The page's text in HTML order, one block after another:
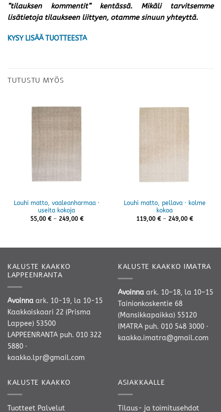
”tilauksen kommentit” kentässä. Mikäli tarvitsemme
lisätietoja tilaukseen liittyen, otamme sinuun yhteyttä.
KYSY LISÄÄ TUOTTEESTA
TUTUSTU MYÖS
Louhi matto, vaaleanharmaa ·
useita kokoja
55,00 € – 249,00 €Hintaluokka:
Louhi matto, pellava · kolme
kokoa
119,00 € – 249,00 €
KALUSTE KAAKKO
LAPPEENRANTA
Avoinna ark. 10-19, la 10-15
Kaakkoiskaari 22 (Prisma
Lappee) 53500
LAPPEENRANTA puh. 010 322
5880 ·
kaakko.lpr@gmail.com
KALUSTE KAAKKO IMATRA
Avoinna ark. 10–18, la 10–15
Tainionkoskentie 68
(Mansikkapaikka) 55120
IMATRA puh. 010 548 3000 ·
kaakko.imatra@gmail.com
KALUSTE KAAKKO
Tuotteet Palvelut
ASIAKKAALLE
Tilaus- ja toimitusehdot